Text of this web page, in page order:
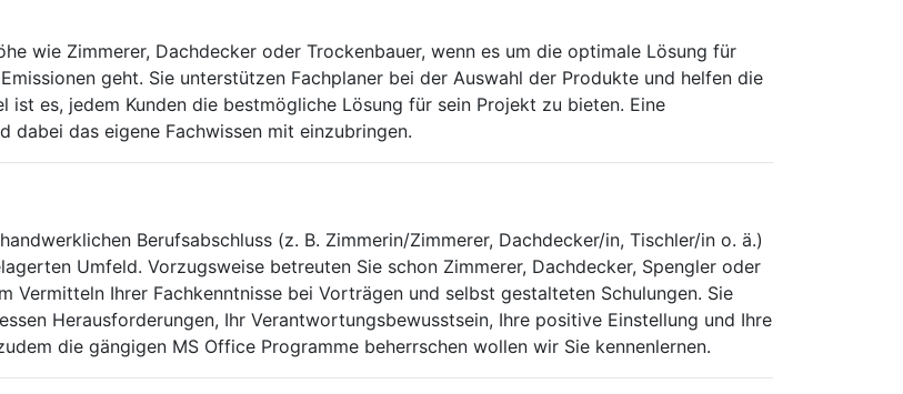
wie Zimmerer, Dachdecker oder Trockenbauer, wenn es um die optimale Lösung für
geht. Sie unterstützen Fachplaner bei der Auswahl der Produkte und helfen die
es, jedem Kunden die bestmögliche Lösung für sein Projekt zu bieten. Eine
dabei das eigene Fachwissen mit einzubringen.
Berufsabschluss (z. B. Zimmerin/Zimmerer, Dachdecker/in, Tischler/in o. ä.)
Umfeld. Vorzugsweise betreuten Sie schon Zimmerer, Dachdecker, Spengler oder
Vermitteln Ihrer Fachkenntnisse bei Vorträgen und selbst gestalteten Schulungen. Sie
Herausforderungen, Ihr Verantwortungsbewusstsein, Ihre positive Einstellung und Ihre
die gängigen MS Office Programme beherrschen wollen wir Sie kennenlernen.